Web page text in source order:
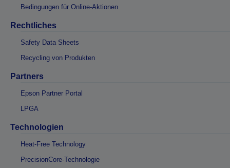
Bedingungen für Online-Aktionen
Rechtliches
Safety Data Sheets
Recycling von Produkten
Partners
Epson Partner Portal
LPGA
Technologien
Heat-Free Technology
PrecisionCore-Technologie